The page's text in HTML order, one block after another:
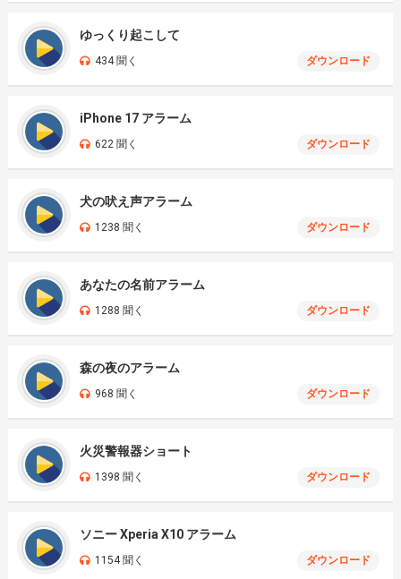
ゆっくり起こして
434 聞く ダウンロード
iPhone 17 アラーム
622 聞く ダウンロード
犬の吠え声アラーム
1238 聞く ダウンロード
あなたの名前アラーム
1288 聞く ダウンロード
森の夜のアラーム
968 聞く ダウンロード
火災警報器ショート
1398 聞く ダウンロード
ソニー Xperia X10 アラーム
1154 聞く ダウンロード